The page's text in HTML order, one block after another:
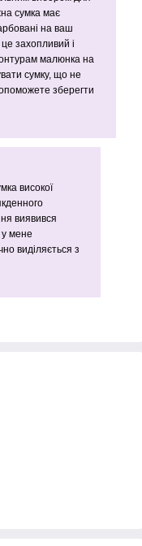
сумка має
на ваш
захопливий і
малюнка на
сумку, що не
зберегти
високої
виявився
мене
виділяється з